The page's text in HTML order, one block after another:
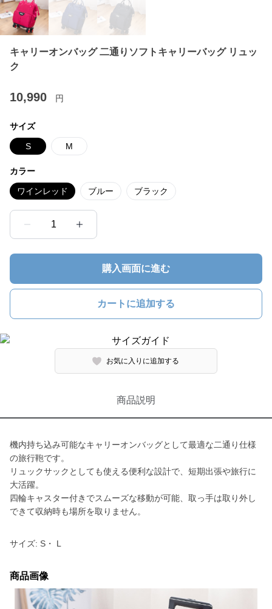
キャリーオンバッグ 二通りソフトキャリーバッグ リュッ
ク
10,990 円
サイズ
S M
カラー
ワインレッド ブルー ブラック
1
購入画面に進む
カートに追加する
お気に入りに追加する
商品説明
機内持ち込み可能なキャリーオンバッグとして最適な二通り仕様
の旅行鞄です。
リュックサックとしても使える便利な設計で、短期出張や旅行に
大活躍。
四輪キャスター付きでスムーズな移動が可能、取っ手は取り外し
できて収納時も場所を取りません。
サイズ: S・ L
商品画像